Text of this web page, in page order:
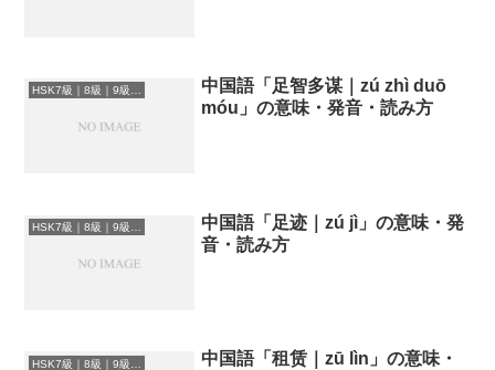
HSK7級｜8級｜9級レベルの中国語
中国語「足智多谋｜zú zhì duō
móu」の意味・発音・読み方
中国語「足迹｜zú jì」の意味・発
音・読み方
中国語「租赁｜zū lìn」の意味・